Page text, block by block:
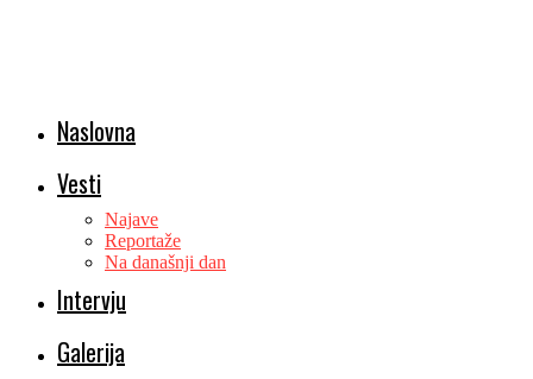
Naslovna
Vesti
Najave
Reportaže
Na današnji dan
Intervju
Galerija